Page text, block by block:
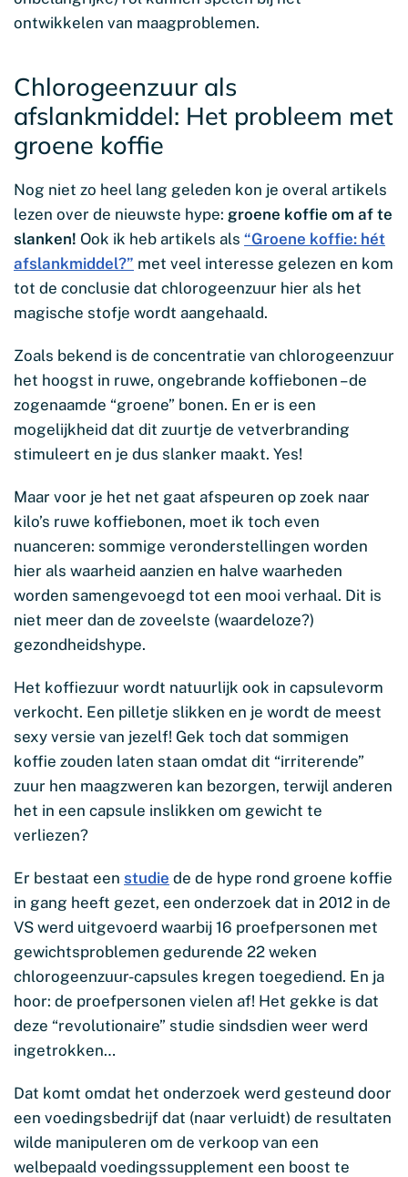
ontwikkelen van maagproblemen.
Chlorogeenzuur als
afslankmiddel: Het probleem met
groene koffie
Nog niet zo heel lang geleden kon je overal artikels
lezen over de nieuwste hype: groene koffie om af te
slanken! Ook ik heb artikels als “Groene koffie: hét
afslankmiddel?” met veel interesse gelezen en kom
tot de conclusie dat chlorogeenzuur hier als het
magische stofje wordt aangehaald.
Zoals bekend is de concentratie van chlorogeenzuur
het hoogst in ruwe, ongebrande koffiebonen – de
zogenaamde “groene” bonen. En er is een
mogelijkheid dat dit zuurtje de vetverbranding
stimuleert en je dus slanker maakt. Yes!
Maar voor je het net gaat afspeuren op zoek naar
kilo’s ruwe koffiebonen, moet ik toch even
nuanceren: sommige veronderstellingen worden
hier als waarheid aanzien en halve waarheden
worden samengevoegd tot een mooi verhaal. Dit is
niet meer dan de zoveelste (waardeloze?)
gezondheidshype.
Het koffiezuur wordt natuurlijk ook in capsulevorm
verkocht. Een pilletje slikken en je wordt de meest
sexy versie van jezelf! Gek toch dat sommigen
koffie zouden laten staan omdat dit “irriterende”
zuur hen maagzweren kan bezorgen, terwijl anderen
het in een capsule inslikken om gewicht te
verliezen?
Er bestaat een studie de de hype rond groene koffie
in gang heeft gezet, een onderzoek dat in 2012 in de
VS werd uitgevoerd waarbij 16 proefpersonen met
gewichtsproblemen gedurende 22 weken
chlorogeenzuur-capsules kregen toegediend. En ja
hoor: de proefpersonen vielen af! Het gekke is dat
deze “revolutionaire” studie sindsdien weer werd
ingetrokken…
Dat komt omdat het onderzoek werd gesteund door
een voedingsbedrijf dat (naar verluidt) de resultaten
wilde manipuleren om de verkoop van een
welbepaald voedingssupplement een boost te